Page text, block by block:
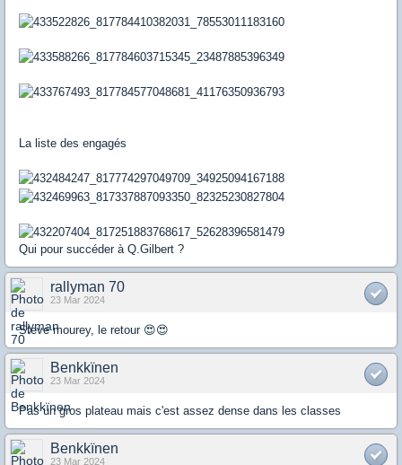
La liste des engagés
Qui pour succéder à Q.Gilbert ?
rallyman 70
23 Mar 2024
Steve mourey, le retour 😍😍
Benkkïnen
23 Mar 2024
Pas un gros plateau mais c'est assez dense dans les classes
Benkkïnen
23 Mar 2024